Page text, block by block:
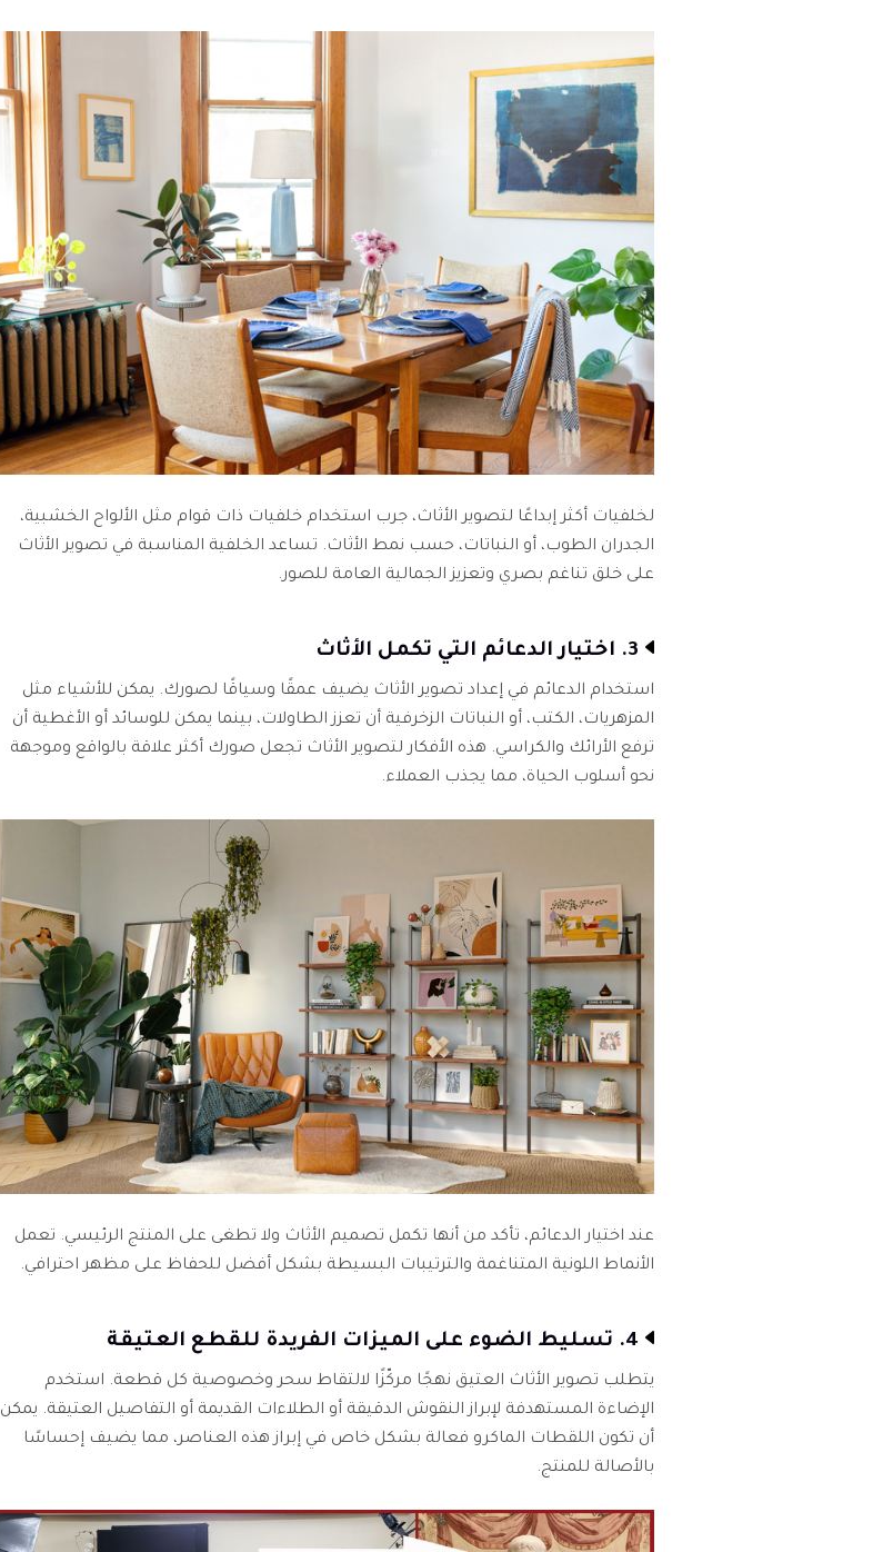
لخلفيات أكثر إبداعًا لتصوير الأثاث، جرب استخدام خلفيات ذات قوام مثل الألواح الخشبية،
الجدران الطوب، أو النباتات، حسب نمط الأثاث. تساعد الخلفية المناسبة في تصوير الأثاث
على خلق تناغم بصري وتعزيز الجمالية العامة للصور.
3. اختيار الدعائم التي تكمل الأثاث
استخدام الدعائم في إعداد تصوير الأثاث يضيف عمقًا وسياقًا لصورك. يمكن للأشياء مثل
المزهريات، الكتب، أو النباتات الزخرفية أن تعزز الطاولات، بينما يمكن للوسائد أو الأغطية أن
ترفع الأرائك والكراسي. هذه الأفكار لتصوير الأثاث تجعل صورك أكثر علاقة بالواقع وموجهة
نحو أسلوب الحياة، مما يجذب العملاء.
عند اختيار الدعائم، تأكد من أنها تكمل تصميم الأثاث ولا تطغى على المنتج الرئيسي. تعمل
الأنماط اللونية المتناغمة والترتيبات البسيطة بشكل أفضل للحفاظ على مظهر احترافي.
4. تسليط الضوء على الميزات الفريدة للقطع العتيقة
يتطلب تصوير الأثاث العتيق نهجًا مركّزًا لالتقاط سحر وخصوصية كل قطعة. استخدم
الإضاءة المستهدفة لإبراز النقوش الدقيقة أو الطلاءات القديمة أو التفاصيل العتيقة. يمكن
أن تكون اللقطات الماكرو فعالة بشكل خاص في إبراز هذه العناصر، مما يضيف إحساسًا
بالأصالة للمنتج.